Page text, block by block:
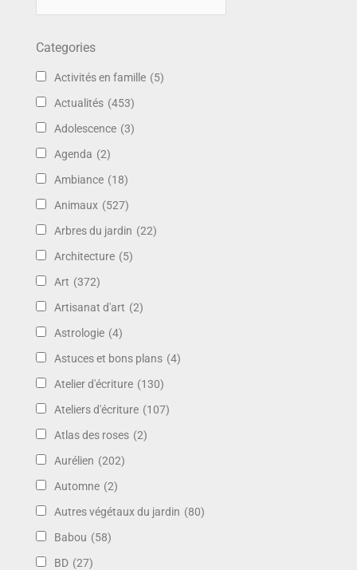
Categories
Activités en famille (5)
Actualités (453)
Adolescence (3)
Agenda (2)
Ambiance (18)
Animaux (527)
Arbres du jardin (22)
Architecture (5)
Art (372)
Artisanat d'art (2)
Astrologie (4)
Astuces et bons plans (4)
Atelier d'écriture (130)
Ateliers d'écriture (107)
Atlas des roses (2)
Aurélien (202)
Automne (2)
Autres végétaux du jardin (80)
Babou (58)
BD (27)